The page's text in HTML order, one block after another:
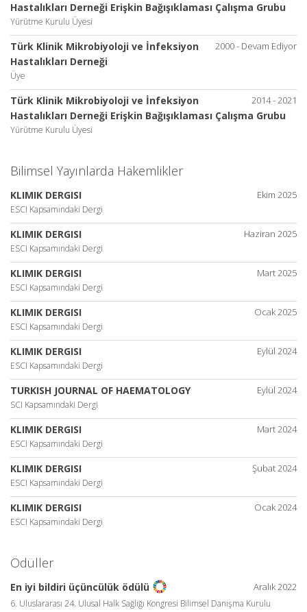
Hastalıkları Derneği Erişkin Bağışıklaması Çalışma Grubu
Yürütme Kurulu Üyesi
2000 - Devam Ediyor
Türk Klinik Mikrobiyoloji ve İnfeksiyon
Hastalıkları Derneği
Üye
2014 - 2021
Türk Klinik Mikrobiyoloji ve İnfeksiyon
Hastalıkları Derneği Erişkin Bağışıklaması Çalışma Grubu
Yürütme Kurulu Üyesi
Bilimsel Yayınlarda Hakemlikler
Ekim 2025
KLIMIK DERGISI
ESCI Kapsamındaki Dergi
Haziran 2025
KLIMIK DERGISI
ESCI Kapsamındaki Dergi
Mart 2025
KLIMIK DERGISI
ESCI Kapsamındaki Dergi
Ocak 2025
KLIMIK DERGISI
ESCI Kapsamındaki Dergi
Eylül 2024
KLIMIK DERGISI
ESCI Kapsamındaki Dergi
Eylül 2024
TURKISH JOURNAL OF HAEMATOLOGY
SCI Kapsamındaki Dergi
Mart 2024
KLIMIK DERGISI
ESCI Kapsamındaki Dergi
Şubat 2024
KLIMIK DERGISI
ESCI Kapsamındaki Dergi
Ocak 2024
KLIMIK DERGISI
ESCI Kapsamındaki Dergi
Ödüller
Aralık 2022
En iyi bildiri üçüncülük ödülü
6. Uluslararası 24. Ulusal Halk Sağlığı Kongresi Bilimsel Danışma Kurulu